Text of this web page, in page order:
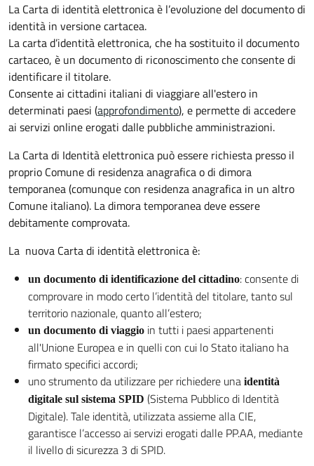
La Carta di identità elettronica è l’evoluzione del documento di
identità in versione cartacea.
La carta d’identità elettronica, che ha sostituito il documento
cartaceo, è un documento di riconoscimento che consente di
identificare il titolare.
Consente ai cittadini italiani di viaggiare all'estero in
determinati paesi (approfondimento), e permette di accedere
ai servizi online erogati dalle pubbliche amministrazioni.
La Carta di Identità elettronica può essere richiesta presso il
proprio Comune di residenza anagrafica o di dimora
temporanea (comunque con residenza anagrafica in un altro
Comune italiano). La dimora temporanea deve essere
debitamente comprovata.
La nuova Carta di identità elettronica è:
un documento di identificazione del cittadino: consente di
comprovare in modo certo l’identità del titolare, tanto sul
territorio nazionale, quanto all’estero;
un documento di viaggio in tutti i paesi appartenenti
all'Unione Europea e in quelli con cui lo Stato italiano ha
firmato specifici accordi;
uno strumento da utilizzare per richiedere una identità
digitale sul sistema SPID (Sistema Pubblico di Identità
Digitale). Tale identità, utilizzata assieme alla CIE,
garantisce l’accesso ai servizi erogati dalle PP.AA, mediante
il livello di sicurezza 3 di SPID.